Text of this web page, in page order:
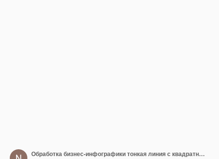
Обработка бизнес-инфографики тонкая линия с квадратным дизайном шаблона с иконками и 3 вариантами